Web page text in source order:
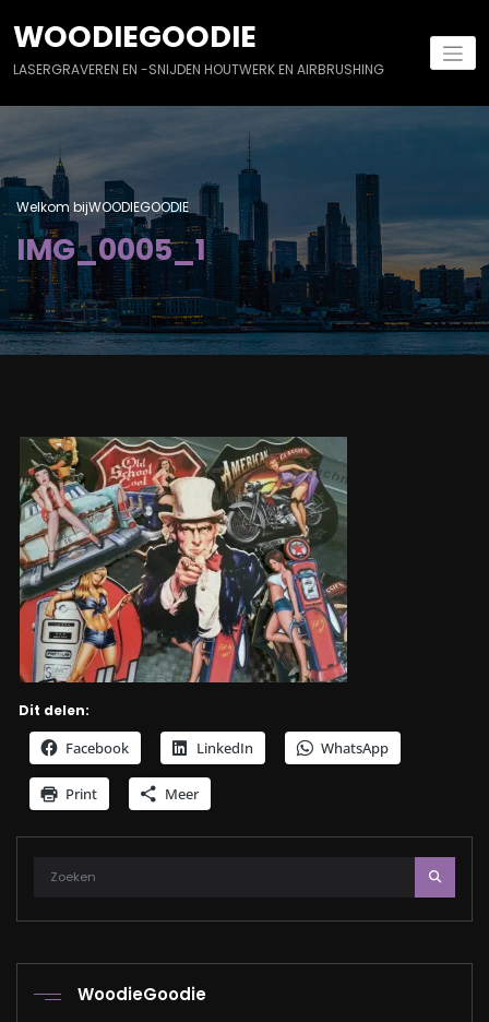
de
inhoud
springen
WOODIEGOODIE
LASERGRAVEREN EN -SNIJDEN HOUTWERK EN AIRBRUSHING
Welkom bijWOODIEGOODIE
IMG_0005_1
Dit delen:
Facebook LinkedIn WhatsApp
Print Meer
WoodieGoodie